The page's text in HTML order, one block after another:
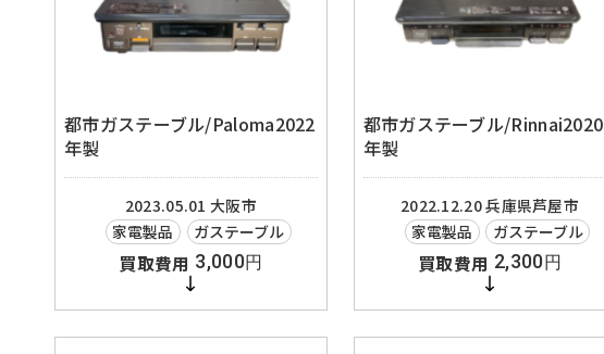
都市ガステーブル/Paloma2022
年製
2023.05.01 大阪市
家電製品
ガステーブル
3,000円
都市ガステーブル/Rinnai2020
年製
2022.12.20兵庫県芦屋市
家電製品
ガステーブル
2,300 円